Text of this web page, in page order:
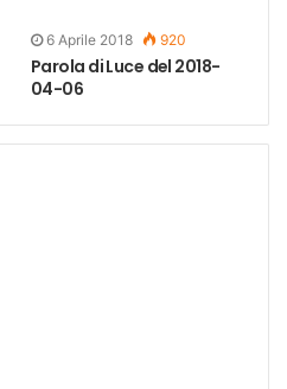
6 Aprile 2018 920
Parola di Luce del 2018-
04-06